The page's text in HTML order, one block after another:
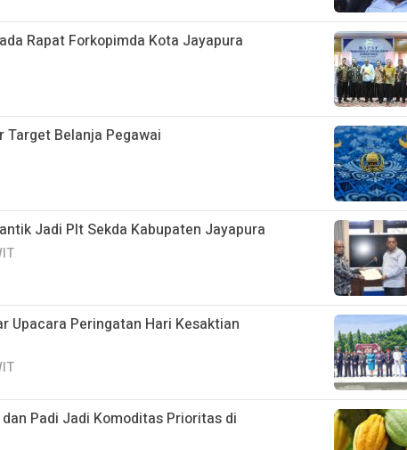
Rapat Forkopimda Kota Jayapura
Target Belanja Pegawai
Jadi Plt Sekda Kabupaten Jayapura
Upacara Peringatan Hari Kesaktian
Padi Jadi Komoditas Prioritas di